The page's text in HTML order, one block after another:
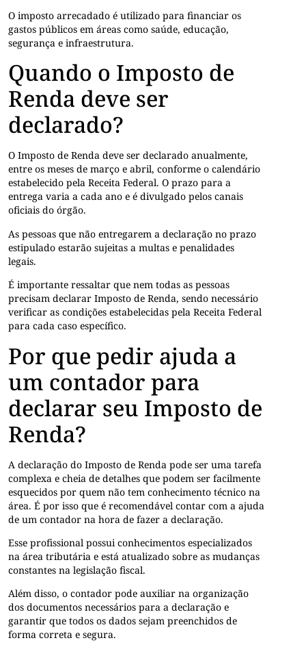
O imposto arrecadado é utilizado para financiar os
gastos públicos em áreas como saúde, educação,
segurança e infraestrutura.
Quando o Imposto de
Renda deve ser
declarado?
O Imposto de Renda deve ser declarado anualmente,
entre os meses de março e abril, conforme o calendário
estabelecido pela Receita Federal. O prazo para a
entrega varia a cada ano e é divulgado pelos canais
oficiais do órgão.
As pessoas que não entregarem a declaração no prazo
estipulado estarão sujeitas a multas e penalidades
legais.
É importante ressaltar que nem todas as pessoas
precisam declarar Imposto de Renda, sendo necessário
verificar as condições estabelecidas pela Receita Federal
para cada caso específico.
Por que pedir ajuda a
um contador para
declarar seu Imposto de
Renda?
A declaração do Imposto de Renda pode ser uma tarefa
complexa e cheia de detalhes que podem ser facilmente
esquecidos por quem não tem conhecimento técnico na
área. É por isso que é recomendável contar com a ajuda
de um contador na hora de fazer a declaração.
Esse profissional possui conhecimentos especializados
na área tributária e está atualizado sobre as mudanças
constantes na legislação fiscal.
Além disso, o contador pode auxiliar na organização
dos documentos necessários para a declaração e
garantir que todos os dados sejam preenchidos de
forma correta e segura.